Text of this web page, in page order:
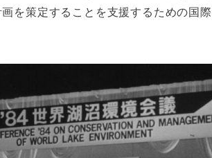
を策定することを支援するための国